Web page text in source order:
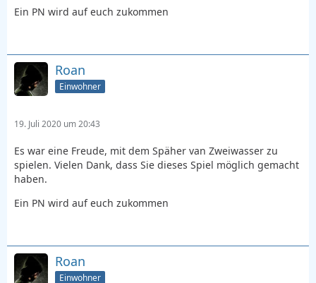
Ein PN wird auf euch zukommen
Roan
Einwohner
19. Juli 2020 um 20:43
Es war eine Freude, mit dem Späher van Zweiwasser zu
spielen. Vielen Dank, dass Sie dieses Spiel möglich gemacht
haben.
Ein PN wird auf euch zukommen
Roan
Einwohner